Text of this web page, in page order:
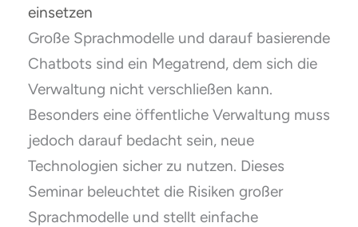
einsetzen
Große Sprachmodelle und darauf basierende
Chatbots sind ein Megatrend, dem sich die
Verwaltung nicht verschließen kann.
Besonders eine öffentliche Verwaltung muss
jedoch darauf bedacht sein, neue
Technologien sicher zu nutzen. Dieses
Seminar beleuchtet die Risiken großer
Sprachmodelle und stellt einfache